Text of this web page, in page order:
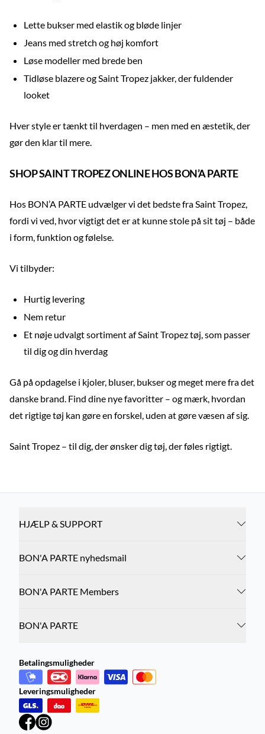
Lette bukser med elastik og bløde linjer
Jeans med stretch og høj komfort
Løse modeller med brede ben
Tidløse blazere og Saint Tropez jakker, der fuldender
looket
Hver style er tænkt til hverdagen – men med en æstetik, der
gør den klar til mere.
SHOP SAINT TROPEZ ONLINE HOS BON’A PARTE
Hos BON’A PARTE udvælger vi det bedste fra Saint Tropez,
fordi vi ved, hvor vigtigt det er at kunne stole på sit tøj – både
i form, funktion og følelse.
Vi tilbyder:
Hurtig levering
Nem retur
Et nøje udvalgt sortiment af Saint Tropez tøj, som passer
til dig og din hverdag
Gå på opdagelse i kjoler, bluser, bukser og meget mere fra det
danske brand. Find dine nye favoritter – og mærk, hvordan
det rigtige tøj kan gøre en forskel, uden at gøre væsen af sig.
Saint Tropez – til dig, der ønsker dig tøj, der føles rigtigt.
HJÆLP & SUPPORT
BON'A PARTE nyhedsmail
BON'A PARTE Members
BON'A PARTE
Betalingsmuligheder
Leveringsmuligheder